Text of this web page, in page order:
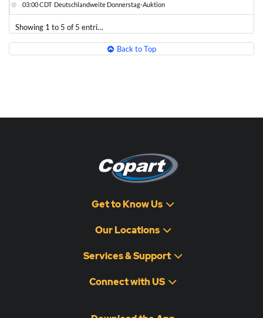
03:00 CDT Deutschlandweite Donnerstag-Auktion
Showing 1 to 5 of 5 entries
Back to Top
Get to Know Us
Our Locations
Services & Support
Connect with US